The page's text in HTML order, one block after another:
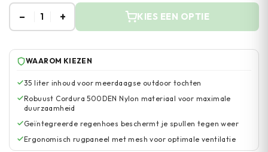
– 1 + KIES EEN OPTIE
WAAROM KIEZEN
35 liter inhoud voor meerdaagse outdoor tochten
Robuust Cordura 500DEN Nylon materiaal voor maximale
duurzaamheid
Geïntegreerde regenhoes beschermt je spullen tegen weer
Ergonomisch rugpaneel met mesh voor optimale ventilatie